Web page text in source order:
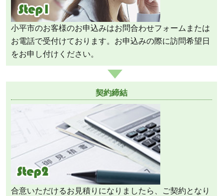
小平市のお客様のお申込みはお問合わせフォームまたは
お電話で受付けております。お申込みの際に訪問希望日
をお申し付けください。
契約締結
合意いただけるお見積りになりましたら、ご契約となり